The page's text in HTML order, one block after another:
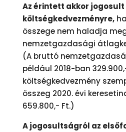
Az érintett akkor jogosult
költségkedvezményre,
összege nem haladja
nemzetgazdasági
(A bruttó
például 2018-ban
költségkedvezmény
összeg 2020. évi
659.800,- Ft.)
A jogosultságról az